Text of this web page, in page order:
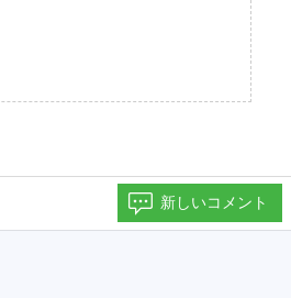
新しいコメント